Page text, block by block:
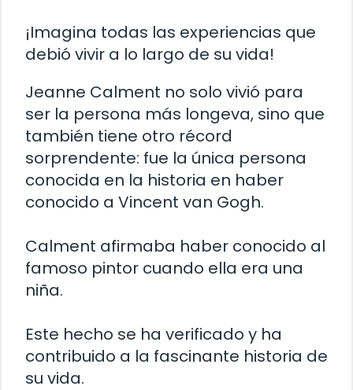
¡Imagina todas las experiencias que
debió vivir a lo largo de su vida!
Jeanne Calment no solo vivió para
ser la persona más longeva, sino que
también tiene otro récord
sorprendente: fue la única persona
conocida en la historia en haber
conocido a Vincent van Gogh.
Calment afirmaba haber conocido al
famoso pintor cuando ella era una
niña.
Este hecho se ha verificado y ha
contribuido a la fascinante historia de
su vida.